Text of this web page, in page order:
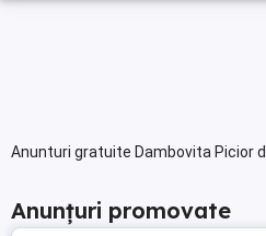
Anunturi gratuite Dambovita Picior
Anunțuri promovate